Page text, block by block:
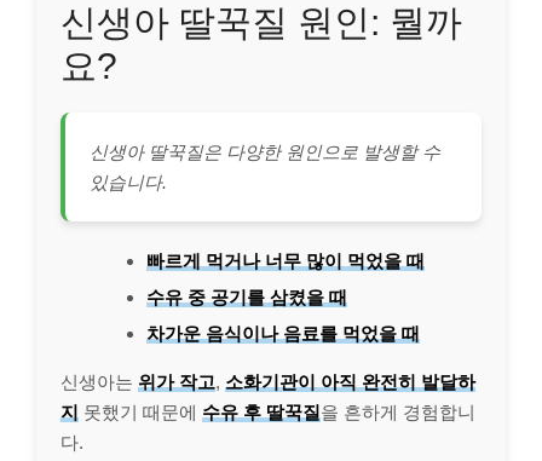
신생아 딸꾹질 원인: 뭘까
요?
신생아 딸꾹질은 다양한 원인으로 발생할 수
있습니다.
빠르게 먹거나 너무 많이 먹었을 때
수유 중 공기를 삼켰을 때
차가운 음식이나 음료를 먹었을 때
신생아는 위가 작고, 소화기관이 아직 완전히 발달하
지 못했기 때문에 수유 후 딸꾹질을 흔하게 경험합니
다.